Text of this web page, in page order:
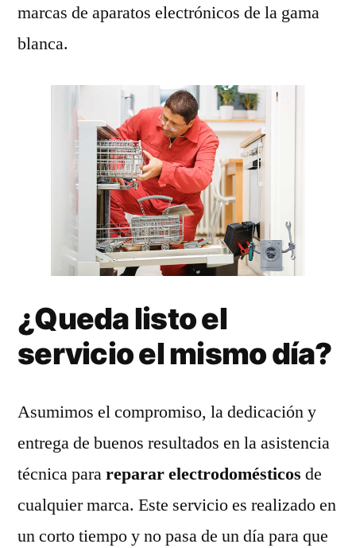
marcas de aparatos electrónicos de la gama
blanca.
¿Queda listo el
servicio el mismo día?
Asumimos el compromiso, la dedicación y
entrega de buenos resultados en la asistencia
técnica parareparar electrodomésticos de
cualquier marca. Este servicio es realizado en
un corto tiempo y no pasa de un día para que